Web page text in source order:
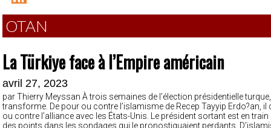
RSS
Feed
OTAN
La Türkiye face à l’Empire américain
avril 27, 2023
par Thierry Meyssan À trois semaines de l’élection présidentielle
transforme. De pour ou contre l’islamisme de Recep Tayyip Erdo?an, il
ou contre l’alliance avec les États-Unis. Le président sortant est en train
des points dans les sondages qui le pronostiquaient perdants.